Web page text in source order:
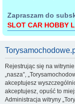
Zapraszam do
SLOT CAR HOBBY
Rejestrując się na witrynie
„nasza”,
akceptujesz
akceptujesz, opuść to
Administracja witryny